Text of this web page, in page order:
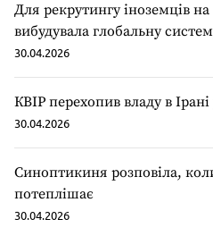
Для рекрутингу іноземців
вибудувала глобальну
30.04.2026
КВІР перехопив владу в
30.04.2026
Синоптикиня розповіла,
потеплішає
30.04.2026